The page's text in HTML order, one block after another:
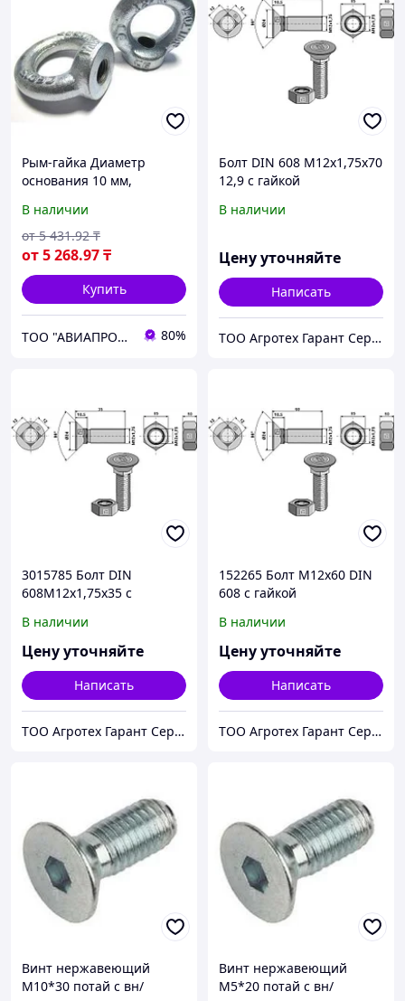
Рым-гайка Диаметр
основания 10 мм,
В наличии
от5 268.97₸
от 5 431.92 ₸
Купить
ТОО "АВИАПРОМСТАЛЬ" 80%
Болт DIN 608 М12х1,75х70
12,9 с гайкой
В наличии
Цену уточняйте
Написать
ТОО Агротех Гарант Сервис
3015785 Болт DIN
608M12x1,75x35 с
В наличии
Цену уточняйте
Написать
ТОО Агротех Гарант Сервис
152265 Болт М12х60 DIN
608 с гайкой
В наличии
Цену уточняйте
Написать
ТОО Агротех Гарант Сервис
Винт нержавеющий
М10*30 потай с вн/
Винт нержавеющий
М5*20 потай с вн/